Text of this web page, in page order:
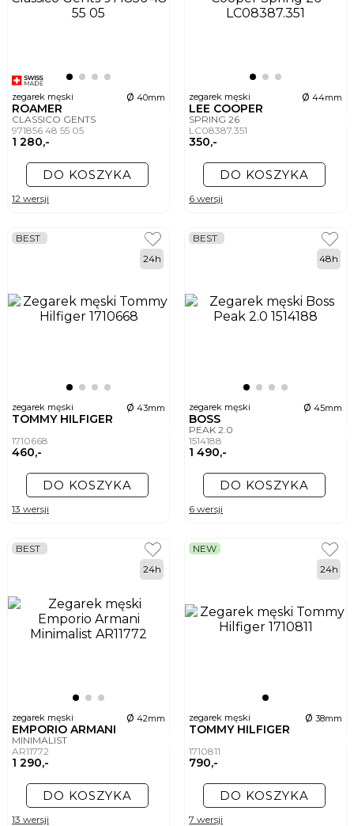
zegarek męski ø 40mm
ROAMER
CLASSICO GENTS
971856 48 55 05
1 280,-
DO KOSZYKA
12 wersji
zegarek męski ø 44mm
LEE COOPER
SPRING 26
LC08387.351
350,-
DO KOSZYKA
6 wersji
zegarek męski ø 43mm
TOMMY HILFIGER
1710668
460,-
BEST
24h
DO KOSZYKA
13 wersji
zegarek męski ø 45mm
BOSS
PEAK 2.0
1514188
1 490,-
BEST
48h
DO KOSZYKA
6 wersji
zegarek męski ø 42mm
EMPORIO ARMANI
MINIMALIST
AR11772
1 290,-
BEST
24h
DO KOSZYKA
13 wersji
zegarek męski ø 38mm
TOMMY HILFIGER
1710811
790,-
NEW
24h
DO KOSZYKA
7 wersji